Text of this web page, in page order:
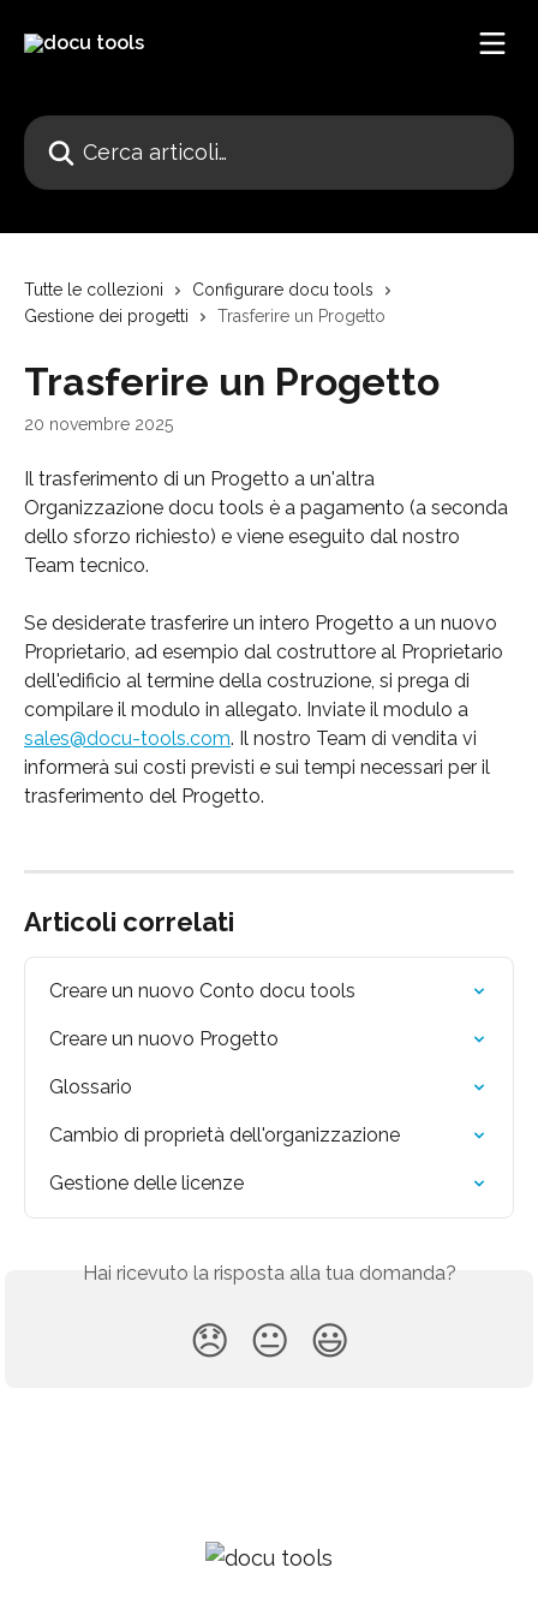
Cerca articoli…
Tutte le collezioni
Configurare docu tools
Gestione dei progetti
Trasferire un Progetto
Trasferire un Progetto
20 novembre 2025
Il trasferimento di un Progetto a un'altra
Organizzazione docu tools è a pagamento (a seconda
dello sforzo richiesto) e viene eseguito dal nostro
Team tecnico.
Se desiderate trasferire un intero Progetto a un nuovo
Proprietario, ad esempio dal costruttore al Proprietario
dell'edificio al termine della costruzione, si prega di
compilare il modulo in allegato. Inviate il modulo a
sales@docu-tools.com. Il nostro Team di vendita vi
informerà sui costi previsti e sui tempi necessari per il
trasferimento del Progetto.
Articoli correlati
Creare un nuovo Conto docu tools
Creare un nuovo Progetto
Glossario
Cambio di proprietà dell'organizzazione
Gestione delle licenze
Hai ricevuto la risposta alla tua domanda?
😞 😐 😃